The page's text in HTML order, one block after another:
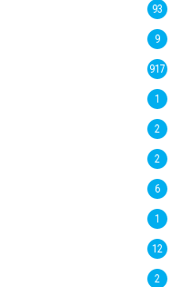
93
9
917
1
2
2
6
1
12
2